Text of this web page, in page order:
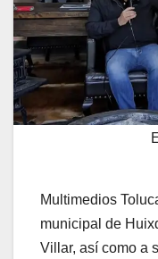
Multimedios
municipal de
Villar, así como a